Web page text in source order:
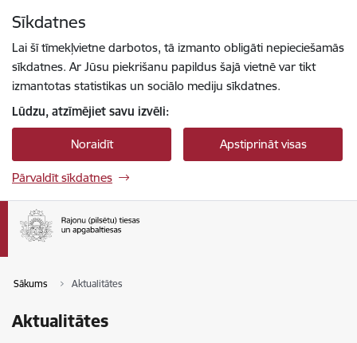
Sīkdatnes
Lai šī tīmekļvietne darbotos, tā izmanto obligāti nepieciešamās
sīkdatnes. Ar Jūsu piekrišanu papildus šajā vietnē var tikt
izmantotas statistikas un sociālo mediju sīkdatnes.
Lūdzu, atzīmējiet savu izvēli:
Noraidīt Apstiprināt visas
Pārvaldīt sīkdatnes
Sākums Aktualitātes
Aktualitātes